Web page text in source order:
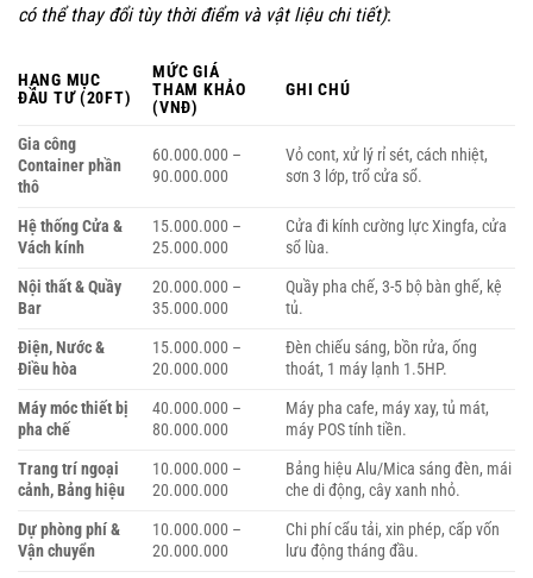
có thể thay đổi tùy thời điểm và vật liệu chi tiết):
HẠNG MỤC
ĐẦU TƯ (20FT)
MỨC GIÁ
THAM KHẢO
(VNĐ)
GHI CHÚ
Gia công
Container phần
thô
60.000.000 –
90.000.000
Vỏ cont, xử lý rỉ sét, cách nhiệt,
sơn 3 lớp, trổ cửa sổ.
Hệ thống Cửa &
Vách kính
15.000.000 –
25.000.000
Cửa đi kính cường lực Xingfa, cửa
sổ lùa.
Nội thất & Quầy
Bar
20.000.000 –
35.000.000
Quầy pha chế, 3-5 bộ bàn ghế, kệ
tủ.
Điện, Nước &
Điều hòa
15.000.000 –
20.000.000
Đèn chiếu sáng, bồn rửa, ống
thoát, 1 máy lạnh 1.5HP.
Máy móc thiết bị
pha chế
40.000.000 –
80.000.000
Máy pha cafe, máy xay, tủ mát,
máy POS tính tiền.
Trang trí ngoại
cảnh, Bảng hiệu
10.000.000 –
20.000.000
Bảng hiệu Alu/Mica sáng đèn, mái
che di động, cây xanh nhỏ.
Dự phòng phí &
Vận chuyển
10.000.000 –
20.000.000
Chi phí cẩu tải, xin phép, cấp vốn
lưu động tháng đầu.